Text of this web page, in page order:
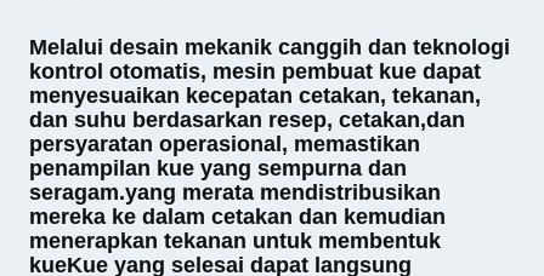
Melalui desain mekanik canggih dan teknologi
kontrol otomatis, mesin pembuat kue dapat
menyesuaikan kecepatan cetakan, tekanan,
dan suhu berdasarkan resep, cetakan,dan
persyaratan operasional, memastikan
penampilan kue yang sempurna dan
seragam.yang merata mendistribusikan
mereka ke dalam cetakan dan kemudian
menerapkan tekanan untuk membentuk
kueKue yang selesai dapat langsung